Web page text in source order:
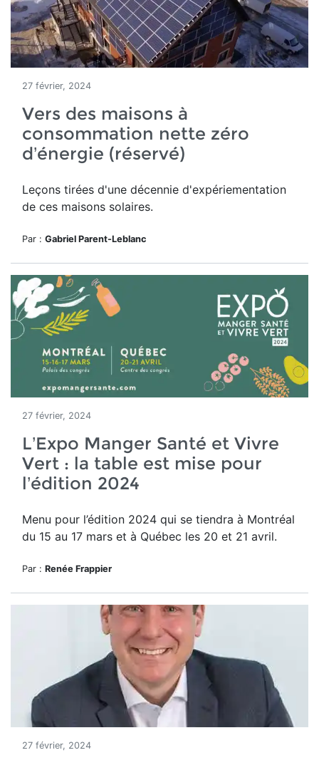
27 février, 2024
Vers des maisons à
consommation nette zéro
d’énergie (réservé)
Leçons tirées d'une décennie d'expériementation
de ces maisons solaires.
Par : Gabriel Parent-Leblanc
27 février, 2024
L’Expo Manger Santé et Vivre
Vert : la table est mise pour
l’édition 2024
Menu pour l’édition 2024 qui se tiendra à Montréal
du 15 au 17 mars et à Québec les 20 et 21 avril.
Par : Renée Frappier
27 février, 2024